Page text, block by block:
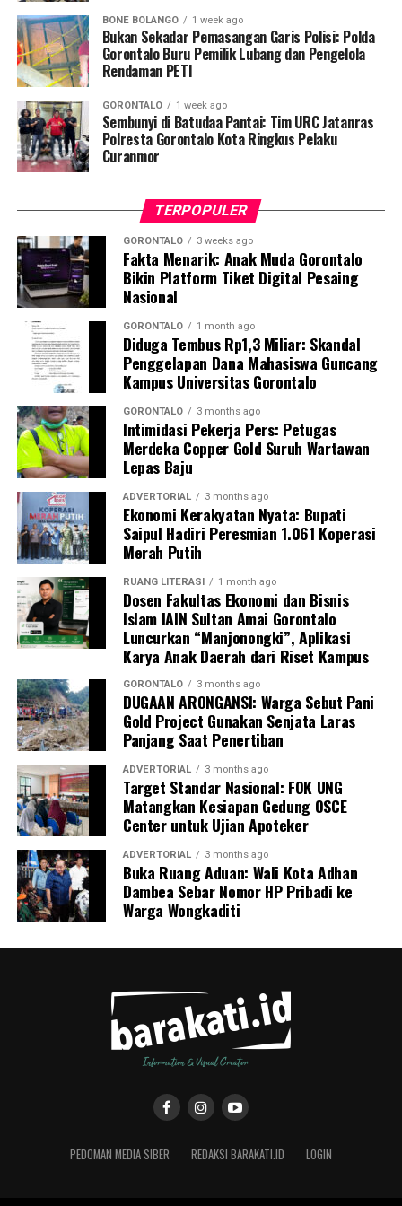
Selain menyegel lubang tambang dan mengamankan
barang bukti material serta alat pengolahan, petugas
turut menempelkan surat imbauan tertulis di sekitar
area penambangan agar tidak ada lagi aktivitas ilegal
yang berlangsung.
Kendati saat tim tiba di lokasi tidak ditemukan adanya
aktivitas penambangan yang tengah berjalan, seluruh
rangkaian kegiatan penyelidikan berlangsung aman,
kondusif, dan tanpa hambatan.
Kombes Pol. Maruly menegaskan, Polda Gorontalo tidak
akan berhenti pada tindakan penyegelan semata.
Pihaknya kini tengah melakukan penelusuran mendalam
terhadap pihak-pihak yang terafiliasi dengan aktivitas
tambang ilegal tersebut.
“Sebagai tindak lanjut, Ditreskrimsus Polda Gorontalo
akan menelusuri seluruh pihak yang terlibat, mulai dari
pemilik lubang tambang, para pekerja di lapangan,
hingga pengelola tempat rendaman material,” pungkas
Maruly.
BONE BOLANGO 1 week ago
Bukan Sekadar Pemasangan Garis Polisi: Polda
Gorontalo Buru Pemilik Lubang dan Pengelola
Rendaman PETI
GORONTALO 1 week ago
Sembunyi di Batudaa Pantai: Tim URC Jatanras
Polresta Gorontalo Kota Ringkus Pelaku
Curanmor
TERPOPULER
GORONTALO 3 weeks ago
Fakta Menarik: Anak Muda Gorontalo
Bikin Platform Tiket Digital Pesaing
Nasional
GORONTALO 1 month ago
Diduga Tembus Rp1,3 Miliar: Skandal
Penggelapan Dana Mahasiswa Guncang
Kampus Universitas Gorontalo
GORONTALO 3 months ago
Intimidasi Pekerja Pers: Petugas
Merdeka Copper Gold Suruh Wartawan
Lepas Baju
ADVERTORIAL 3 months ago
Ekonomi Kerakyatan Nyata: Bupati
Saipul Hadiri Peresmian 1.061 Koperasi
Merah Putih
RUANG LITERASI 1 month ago
Dosen Fakultas Ekonomi dan Bisnis
Islam IAIN Sultan Amai Gorontalo
Luncurkan “Manjonongki”, Aplikasi
Karya Anak Daerah dari Riset Kampus
GORONTALO 3 months ago
DUGAAN ARONGANSI: Warga Sebut Pani
Gold Project Gunakan Senjata Laras
Panjang Saat Penertiban
ADVERTORIAL 3 months ago
Target Standar Nasional: FOK UNG
Matangkan Kesiapan Gedung OSCE
Center untuk Ujian Apoteker
ADVERTORIAL 3 months ago
Buka Ruang Aduan: Wali Kota Adhan
Dambea Sebar Nomor HP Pribadi ke
Warga Wongkaditi
PEDOMAN MEDIA SIBER REDAKSI BARAKATI.ID LOGIN